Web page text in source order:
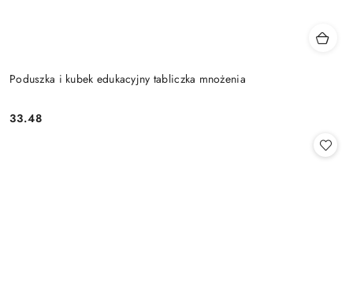
Poduszka i kubek edukacyjny tabliczka mnożenia
Cena:
33.48